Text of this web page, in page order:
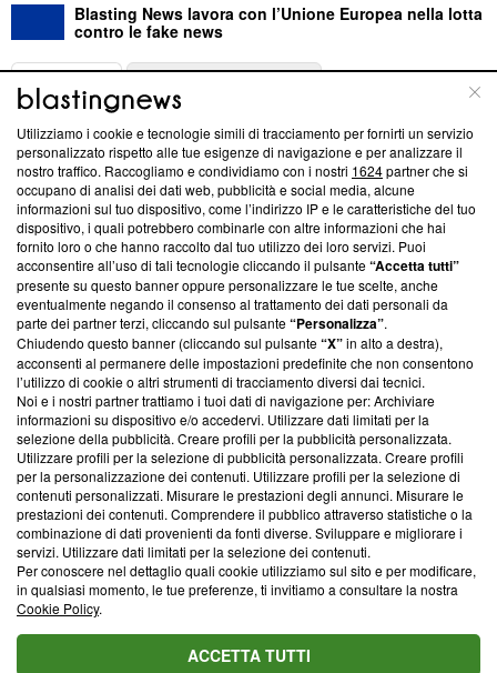
Blasting News lavora con l’Unione Europea nella lotta
contro le fake news
ABOUT
Questa sezione offre informazioni trasparenti su Blasting
News, sui nostri processi editoriali e su come ci impegniamo a
creare news di qualità. Inoltre, afferma la nostra aderenza a
‘Trust Project - News with Integrity’Blasting News non è
ancora membro del programma, ma ha richiesto di farne
parte; Trust Project non ha ancora effettuato una verifica di
conformità agli standard.
Su di noi
Team editoriale
Corporate
Redazione
Informativa Privacy
Cookie Policy
Blasting SA, IDI CHE-247.845.224, Via Carlo Frasca, 3 - 6900
Lugano (Svizzera) Tel:+39 0690258937
© 2026 Blasting News
Utilizziamo i cookie e tecnologie simili di tracciamento per fornirti un servizio
personalizzato rispetto alle tue esigenze di navigazione e per analizzare il
nostro traffico. Raccogliamo e condividiamo con i nostri 1624partner che si
occupano di analisi dei dati web, pubblicità e social media, alcune
informazioni sul tuo dispositivo, come l’indirizzo IP e le caratteristiche del tuo
dispositivo, i quali potrebbero combinarle con altre informazioni che hai
fornito loro o che hanno raccolto dal tuo utilizzo dei loro servizi. Puoi
acconsentire all’uso di tali tecnologie cliccando il pulsante“Accetta tutti”
presente su questo banner oppure personalizzare le tue scelte, anche
eventualmente negando il consenso al trattamento dei dati personali da
parte dei partner terzi, cliccando sul pulsante“Personalizza”.
Chiudendo questo banner (cliccando sul pulsante“X”in alto a destra),
acconsenti al permanere delle impostazioni predefinite che non consentono
l’utilizzo di cookie o altri strumenti di tracciamento diversi dai tecnici.
Noi e i nostri partner trattiamo i tuoi dati di navigazione per: Archiviare
informazioni su dispositivo e/o accedervi. Utilizzare dati limitati per la
selezione della pubblicità. Creare profili per la pubblicità personalizzata.
Utilizzare profili per la selezione di pubblicità personalizzata. Creare profili
per la personalizzazione dei contenuti. Utilizzare profili per la selezione di
contenuti personalizzati. Misurare le prestazioni degli annunci. Misurare le
prestazioni dei contenuti. Comprendere il pubblico attraverso statistiche o la
combinazione di dati provenienti da fonti diverse. Sviluppare e migliorare i
servizi. Utilizzare dati limitati per la selezione dei contenuti.
Per conoscere nel dettaglio quali cookie utilizziamo sul sito e per modificare,
in qualsiasi momento, le tue preferenze, ti invitiamo a consultare la nostra
Cookie Policy.
ACCETTA TUTTI